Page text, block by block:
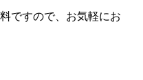
ですので、お気軽にお